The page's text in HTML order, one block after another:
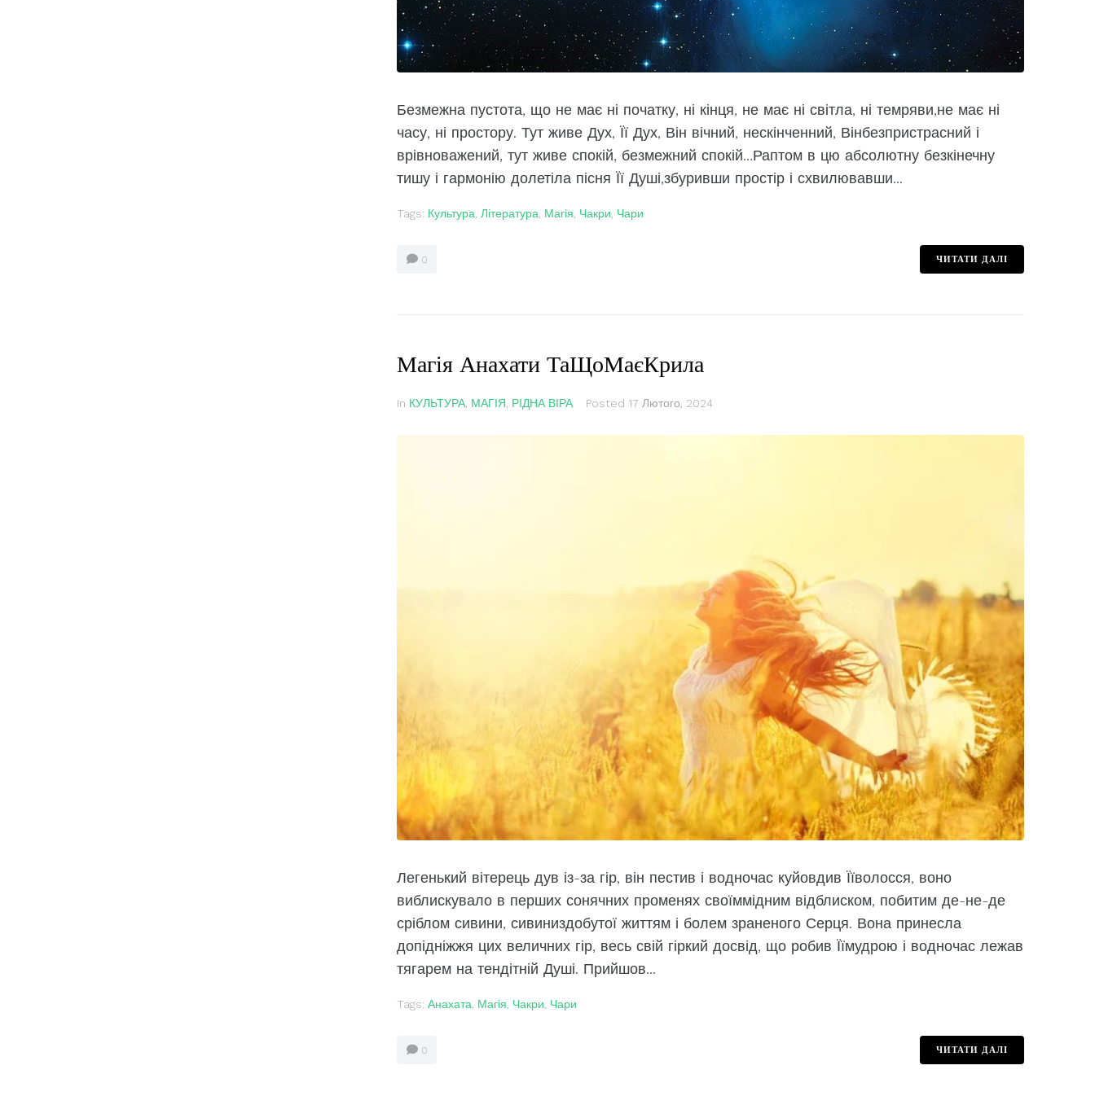
Безмежна пустота, що не має ні початку, ні кінця, не має ні світла, ні темряви,не має ні
часу, ні простору. Тут живе Дух, Її Дух, Він вічний, нескінченний, Вінбезпристрасний і
врівноважений, тут живе спокій, безмежний спокій…Раптом в цю абсолютну безкінечну
тишу і гармонію долетіла пісня Її Душі,збуривши простір і схвилювавши...
Tags: Культура Література Магія Чакри Чари
0 ЧИТАТИ ДАЛІ
Магія Анахати ТаЩоМаєКрила
In КУЛЬТУРА, МАГІЯ РІДНА ВІРА Posted 17 Лютого, 2024
Легенький вітерець дув із-за гір, він пестив і водночас куйовдив Їїволосся, воно
виблискувало в перших сонячних променях своїммідним відблиском, побитим де-не-де
сріблом сивини, сивиниздобутої життям і болем зраненого Серця. Вона принесла
допідніжжя цих величних гір, весь свій гіркий досвід, що робив Їїмудрою і водночас лежав
тягарем на тендітній Душі. Прийшов...
Tags: Анахата Магія Чакри Чари
0 ЧИТАТИ ДАЛІ